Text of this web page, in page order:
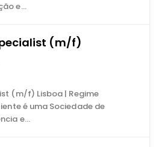
e…
(m/f)
(m/f) Lisboa | Regime
é uma Sociedade de
e…